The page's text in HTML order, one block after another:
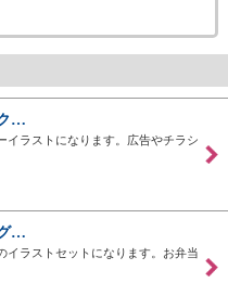
…
イラストになります。広告やチラシ
…
イラストセットになります。お弁当